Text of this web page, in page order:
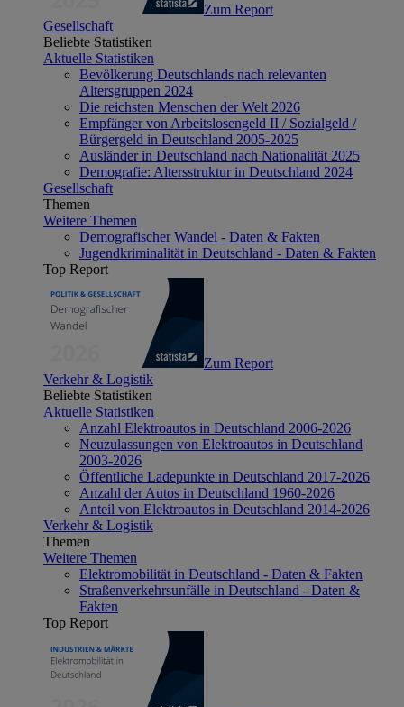
Zum Report
Gesellschaft
Beliebte Statistiken
Aktuelle Statistiken
Bevölkerung Deutschlands nach relevanten
Altersgruppen 2024
Die reichsten Menschen der Welt 2026
Empfänger von Arbeitslosengeld II / Sozialgeld /
Bürgergeld in Deutschland 2005-2025
Ausländer in Deutschland nach Nationalität 2025
Demografie: Altersstruktur in Deutschland 2024
Gesellschaft
Themen
Weitere Themen
Demografischer Wandel - Daten & Fakten
Jugendkriminalität in Deutschland - Daten & Fakten
Top Report
Zum Report
Verkehr & Logistik
Beliebte Statistiken
Aktuelle Statistiken
Anzahl Elektroautos in Deutschland 2006-2026
Neuzulassungen von Elektroautos in Deutschland
2003-2026
Öffentliche Ladepunkte in Deutschland 2017-2026
Anzahl der Autos in Deutschland 1960-2026
Anteil von Elektroautos in Deutschland 2014-2026
Verkehr & Logistik
Themen
Weitere Themen
Elektromobilität in Deutschland - Daten & Fakten
Straßenverkehrsunfälle in Deutschland - Daten &
Fakten
Top Report